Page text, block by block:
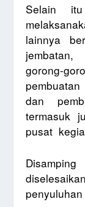
Selain
lainnya
jembatan,
gorong-
dan
termasuk
pusat
Disamping